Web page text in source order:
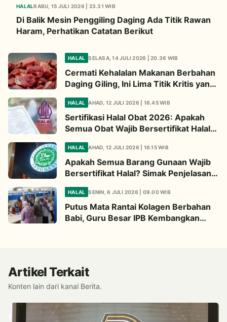
HALALRABU, 15 JULI 2026 | 23.31 WIB
Di Balik Mesin Penggiling Daging Ada Titik Rawan
Haram, Perhatikan Catatan Berikut
HALAL SELASA, 14 JULI 2026 | 20.36 WIB
Cermati Kehalalan Makanan Berbahan
Daging Giling, Ini Lima Titik Kritis yang
Wajib Diperhatikan
HALAL AHAD, 12 JULI 2026 | 16.45 WIB
Sertifikasi Halal Obat 2026: Apakah
Semua Obat Wajib Bersertifikat Halal?
Begini Penjelasannya
HALAL AHAD, 12 JULI 2026 | 16.15 WIB
Apakah Semua Barang Gunaan Wajib
Bersertifikat Halal? Simak Penjelasan
Ini
HALAL SENIN, 6 JULI 2026 | 09.00 WIB
Putus Mata Rantai Kolagen Berbahan
Babi, Guru Besar IPB Kembangkan
Artikel Terkait
Konten lain dari kanal Berita.